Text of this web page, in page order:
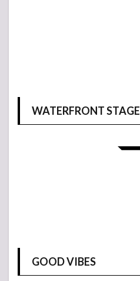
WATERFRONT STAGE
GOOD VIBES